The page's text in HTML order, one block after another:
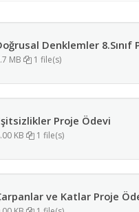
Denklemler 8.Sınıf
MB 1 file(s)
Proje Ödevi
KB 1 file(s)
ve Katlar Proje